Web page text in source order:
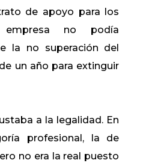
de apoyo para los
empresa no podía
la no superación del
un año para extinguir
a la legalidad. En
profesional, la de
no era la real puesto